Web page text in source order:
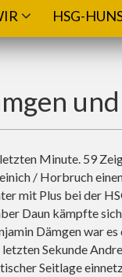
HSG-
Minute. 59
/ Horbruch
mit Plus bei der
Daun kämpfte
Dämgen war
Sekunde
Seitlage